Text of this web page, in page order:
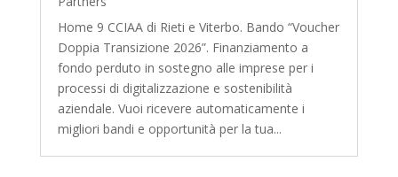
Home 9 CCIAA di Rieti e Viterbo. Bando “Voucher
Doppia Transizione 2026”. Finanziamento a
fondo perduto in sostegno alle imprese per i
processi di digitalizzazione e sostenibilità
aziendale. Vuoi ricevere automaticamente i
migliori bandi e opportunità per la tua...